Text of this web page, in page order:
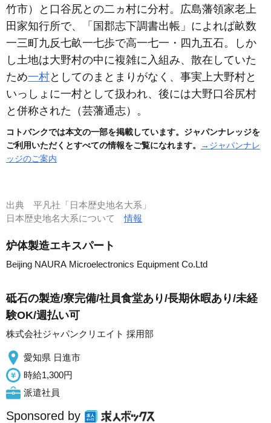
竹市）
と口谷尻との二ヵ村に分村。広島藩領家老上
田家知行所で、「国郡志下調書出帳」によれば畝数
一三町九反七畝一七歩で高一七一・四九五石。しか
し土地は大野村の中に複雑に入組み、散在していた
ため一村としてのまとまりがなく、事実上大野村と
いっしょに一村として扱われ、後には大野口谷尻村
と併称された （芸藩通志） 。
コトバンクでは本文の一部を掲載しています。ジャパンナレッジを
ご利用いただくとすべての情報をご覧になれます。
→ジャパンナレ
ッジのご案内
出典 平凡社「日本歴史地名大系」
日本歴史地名大系について情報
炉体製造エキスパート
Beijing NAURA Microelectronics Equipment Co.Ltd
砥石の製造/寮完備/社員食堂あり/長期休暇あり/未経
験OK/週払い可
株式会社ジャパンクリエイト 採用部
愛知県 日進市
時給1,300円
派遣社員
Sponsored by